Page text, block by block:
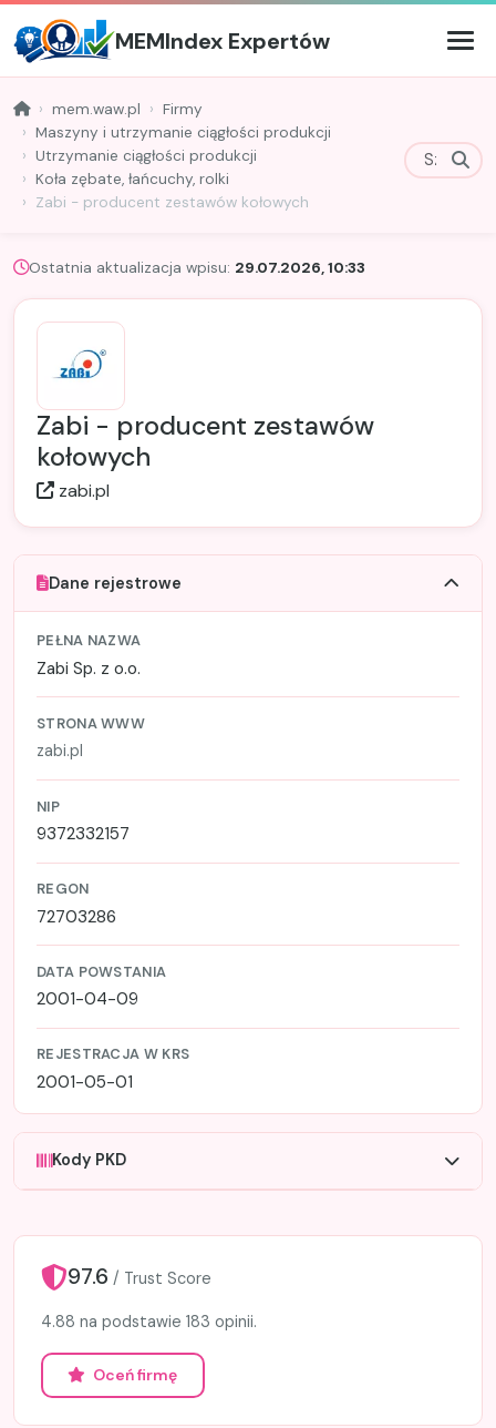
MEMIndex Expertów
mem.waw.pl
Firmy
Maszyny i utrzymanie ciągłości produkcji
Utrzymanie ciągłości produkcji
Koła zębate, łańcuchy, rolki
Zabi - producent zestawów kołowych
Ostatnia aktualizacja wpisu: 29.07.2026, 10:33
Zabi - producent zestawów
kołowych
zabi.pl
Dane rejestrowe
PEŁNA NAZWA
Zabi Sp. z o.o.
STRONA WWW
zabi.pl
NIP
9372332157
REGON
72703286
DATA POWSTANIA
2001-04-09
REJESTRACJA W KRS
2001-05-01
Kody PKD
97.6 / Trust Score
4.88 na podstawie 183 opinii.
Oceń firmę